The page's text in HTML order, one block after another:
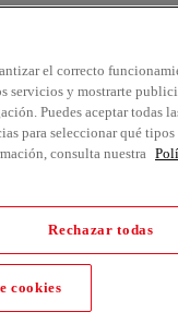
el correcto
servicios y mostrarte
Puedes aceptar todas
para seleccionar qué tipos
consulta nuestra
Rechazar todas
cookies